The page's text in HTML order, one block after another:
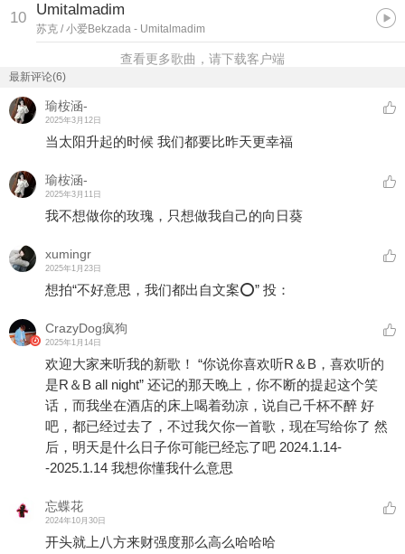
10 Umitalmadim
苏克 / 小爱Bekzada - Umitalmadim
查看更多歌曲，请下载客户端
最新评论(6)
瑜桉涵-
2025年3月12日
当太阳升起的时候 我们都要比昨天更幸福
瑜桉涵-
2025年3月11日
我不想做你的玫瑰，只想做我自己的向日葵
xumingr
2025年1月23日
想拍“不好意思，我们都出自文案⭕️” 投：
CrazyDog疯狗
2025年1月14日
欢迎大家来听我的新歌！ “你说你喜欢听R＆B，喜欢听的
是R＆B all night” 还记的那天晚上，你不断的提起这个笑
话，而我坐在酒店的床上喝着劲凉，说自己千杯不醉 好
吧，都已经过去了，不过我欠你一首歌，现在写给你了 然
后，明天是什么日子你可能已经忘了吧 2024.1.14-
-2025.1.14 我想你懂我什么意思
忘蝶花
2024年10月30日
开头就上八方来财强度那么高么哈哈哈